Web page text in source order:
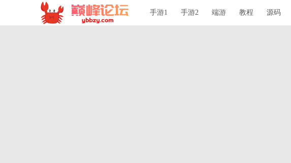
手游1 手游2 端游 教程 源码